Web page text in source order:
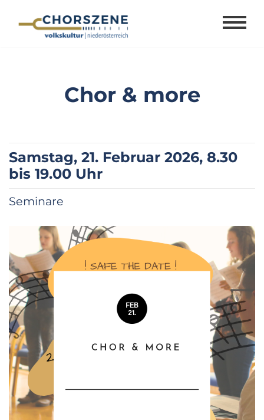
Chor & more
Samstag, 21. Februar 2026, 8.30
bis 19.00 Uhr
Seminare